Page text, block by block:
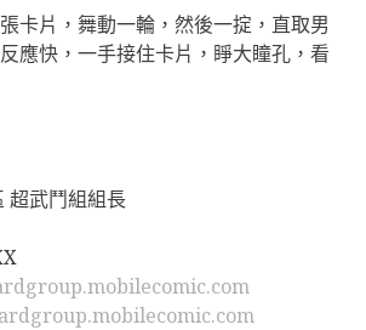
卡片，舞動一輪，然後一掟，直取男
應快，一手接住卡片，睜大瞳孔，看
超武鬥組組長